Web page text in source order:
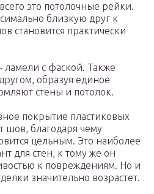
это потолочные рейки.
близкую друг к
становится практически
с фаской. Также
образуя единое
стены и потолок.
покрытие пластиковых
шов, благодаря чему
цельным. Это наиболее
для стен, к тому же он
к повреждениям. Но и
значительно возрастет.